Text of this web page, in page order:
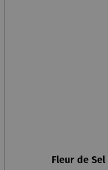
Fleur de